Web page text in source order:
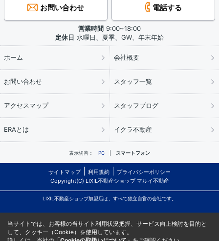
お問い合わせ 電話する
営業時間 9:00~18:00
定休日 水曜日、夏季、GW、年末年始
ホーム 会社概要
お問い合わせ スタッフ一覧
アクセスマップ スタッフブログ
ERAとは イクラ不動産
表示切替： PC スマートフォン
サイトマップ 利用規約
プライバシーポリシー
Copyright(C) LIXIL不動産ショップ マルイ不動産
LIXIL不動産ショップ加盟店は、すべて独立自営の会社です。
当サイトでは、お客様の当サイト利用状況把握、サービス向上検討を目的と
して、クッキー（Cookie）を使用しています。